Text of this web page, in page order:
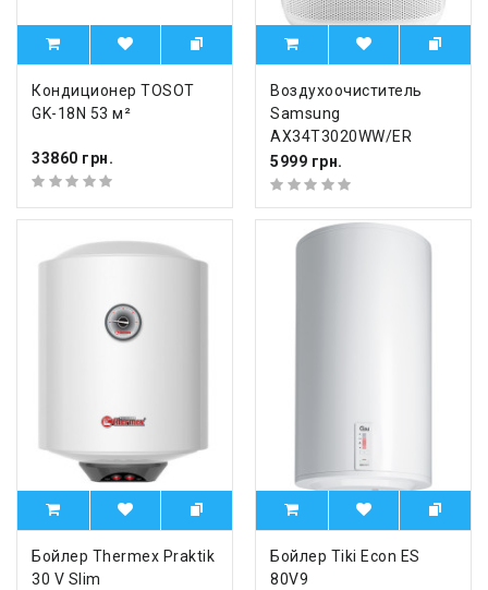
Кондиционер TOSOT
GK-18N 53 м²
33860 грн.
Воздухоочиститель
Samsung
AX34T3020WW/ER
5999 грн.
Бойлер Thermex Praktik
30 V Slim
Бойлер Tiki Econ ES
80V9